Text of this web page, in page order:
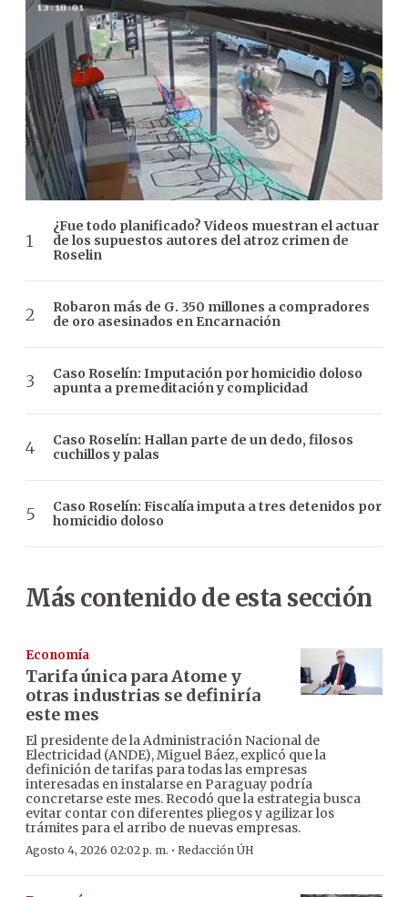
¿Fue todo planificado? Videos muestran el actuar
de los supuestos autores del atroz crimen de
Roselin
Robaron más de G. 350 millones a compradores
de oro asesinados en Encarnación
Caso Roselín: Imputación por homicidio doloso
apunta a premeditación y complicidad
Caso Roselín: Hallan parte de un dedo, filosos
cuchillos y palas
Caso Roselín: Fiscalía imputa a tres detenidos por
homicidio doloso
Más contenido de esta sección
Economía
Tarifa única para Atome y
otras industrias se definiría
este mes
El presidente de la Administración Nacional de
Electricidad (ANDE), Miguel Báez, explicó que la
definición de tarifas para todas las empresas
interesadas en instalarse en Paraguay podría
concretarse este mes. Recodó que la estrategia busca
evitar contar con diferentes pliegos y agilizar los
trámites para el arribo de nuevas empresas.
Agosto 4, 2026 02:02 p. m. · Redacción ÚH